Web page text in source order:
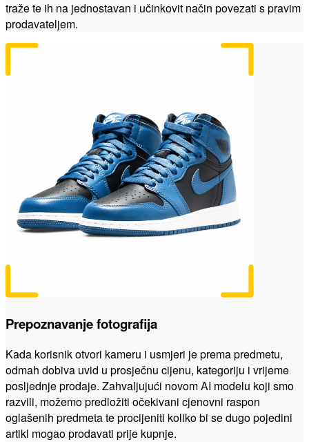
traže te ih na jednostavan i učinkovit način povezati s pravim
prodavateljem.
Prepoznavanje fotografija
Kada korisnik otvori kameru i usmjeri je prema predmetu,
odmah dobiva uvid u prosječnu cijenu, kategoriju i vrijeme
posljednje prodaje. Zahvaljujući novom AI modelu koji smo
razvili, možemo predložiti očekivani cjenovni raspon
oglašenih predmeta te procijeniti koliko bi se dugo pojedini
artikl mogao prodavati prije kupnje.